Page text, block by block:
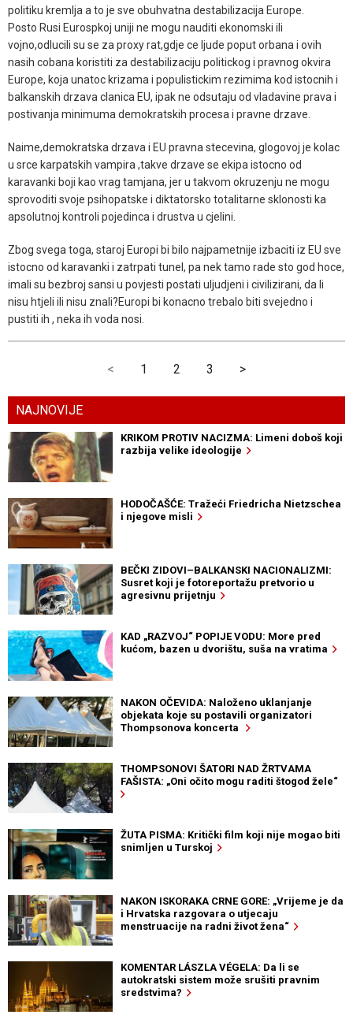
politiku kremlja a to je sve obuhvatna destabilizacija Europe.
Posto Rusi Eurospkoj uniji ne mogu nauditi ekonomski ili
vojno,odlucili su se za proxy rat,gdje ce ljude poput orbana i ovih
nasih cobana koristiti za destabilizaciju politickog i pravnog okvira
Europe, koja unatoc krizama i populistickim rezimima kod istocnih i
balkanskih drzava clanica EU, ipak ne odsutaju od vladavine prava i
postivanja minimuma demokratskih procesa i pravne drzave.
Naime,demokratska drzava i EU pravna stecevina, glogovoj je kolac
u srce karpatskih vampira ,takve drzave se ekipa istocno od
karavanki boji kao vrag tamjana, jer u takvom okruzenju ne mogu
sprovoditi svoje psihopatske i diktatorsko totalitarne sklonosti ka
apsolutnoj kontroli pojedinca i drustva u cjelini.
Zbog svega toga, staroj Europi bi bilo najpametnije izbaciti iz EU sve
istocno od karavanki i zatrpati tunel, pa nek tamo rade sto god hoce,
imali su bezbroj sansi u povjesti postati uljudjeni i civilizirani, da li
nisu htjeli ili nisu znali?Europi bi konacno trebalo biti svejedno i
pustiti ih , neka ih voda nosi.
< 1 2 3 >
NAJNOVIJE
KRIKOM PROTIV NACIZMA: Limeni doboš koji
razbija velike ideologije
HODOČAŠĆE: Tražeći Friedricha Nietzschea
i njegove misli
BEČKI ZIDOVI–BALKANSKI NACIONALIZMI:
Susret koji je fotoreportažu pretvorio u
agresivnu prijetnju
KAD „RAZVOJ“ POPIJE VODU: More pred
kućom, bazen u dvorištu, suša na vratima
NAKON OČEVIDA: Naloženo uklanjanje
objekata koje su postavili organizatori
Thompsonova koncerta
THOMPSONOVI ŠATORI NAD ŽRTVAMA
FAŠISTA: „Oni očito mogu raditi štogod žele“
ŽUTA PISMA: Kritički film koji nije mogao biti
snimljen u Turskoj
NAKON ISKORAKA CRNE GORE: „Vrijeme je da
i Hrvatska razgovara o utjecaju
menstruacije na radni život žena“
KOMENTAR LÁSZLA VÉGELA: Da li se
autokratski sistem može srušiti pravnim
sredstvima?